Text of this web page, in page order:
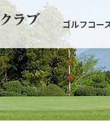
ゴルフコー